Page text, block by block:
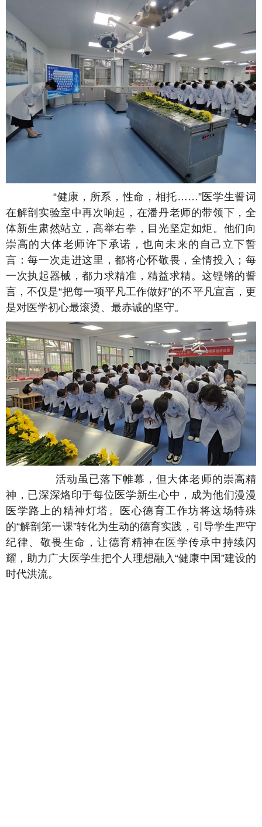
“健康，所系，性命，相托……”医学生誓词
在解剖实验室中再次响起，在潘丹老师的带领下，全
体新生肃然站立，高举右拳，目光坚定如炬。他们向
崇高的大体老师许下承诺，也向未来的自己立下誓
言：每一次走进这里，都将心怀敬畏，全情投入；每
一次执起器械，都力求精准，精益求精。这铿锵的誓
言，不仅是“把每一项平凡工作做好”的不平凡宣言，更
是对医学初心最滚烫、最赤诚的坚守。
活动虽已落下帷幕，但大体老师的崇高精
神，已深深烙印于每位医学新生心中，成为他们漫漫
医学路上的精神灯塔。医心德育工作坊将这场特殊
的“解剖第一课”转化为生动的德育实践，引导学生严守
纪律、敬畏生命，让德育精神在医学传承中持续闪
耀，助力广大医学生把个人理想融入“健康中国”建设的
时代洪流。